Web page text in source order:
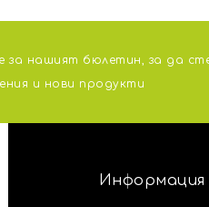
за нашият бюлетин, за да
и нови продукти
Информация